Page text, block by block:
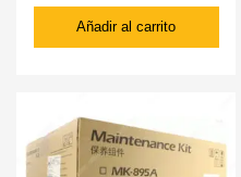
Añadir al carrito